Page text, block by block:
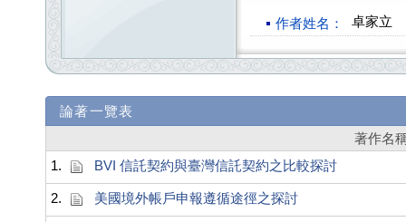
作者姓名： 卓家立
論著一覽表
著作名
1.
BVI 信託契約與臺灣信託契約之比較探討
2. 美國境外帳戶申報遵循途徑之探討